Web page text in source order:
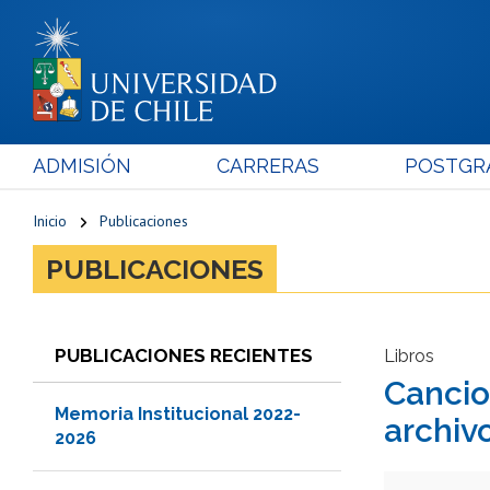
ADMISIÓN CARRERAS
Inicio Publicaciones
PUBLICACIONES
PUBLICACIONES RECIENTES
Memoria Institucional 2022-
2026
Libros